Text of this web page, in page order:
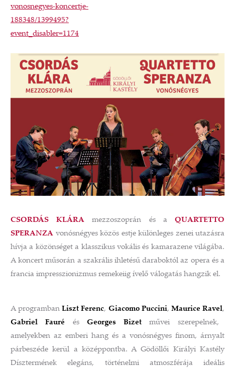
vonosnegyes-koncertje-
188348/1399495?
event_disabler=1174
CSORDÁS KLÁRA mezzoszoprán és aQUARTETTO
SPERANZA vonósnégyes közös estje különleges zenei utazásra
hívja a közönséget a klasszikus vokális és kamarazene világába.
A koncert műsorán a szakrális ihletésű daraboktól az opera és a
francia impresszionizmus remekeiig ívelő válogatás hangzik el.
A programban Liszt Ferenc, Giacomo Puccini, Maurice Ravel,
Gabriel Fauré és Georges Bizet művei szerepelnek,
amelyekben az emberi hang és a vonósnégyes finom, árnyalt
párbeszéde kerül a középpontba. A Gödöllői Királyi Kastély
Dísztermének elegáns, történelmi atmoszférája ideális